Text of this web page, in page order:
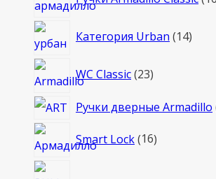
Категория Urban 1414
WC Classic 2323
Ручки дверные Armadillo
Smart Lock 1616